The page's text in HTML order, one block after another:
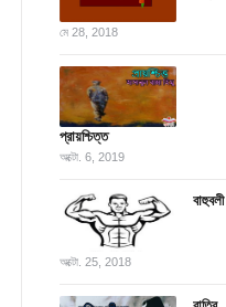
মে 28, 2018
প্রায়শ্চিত্ত
অক্টো. 6, 2019
বাহুবলী
অক্টো. 25, 2018